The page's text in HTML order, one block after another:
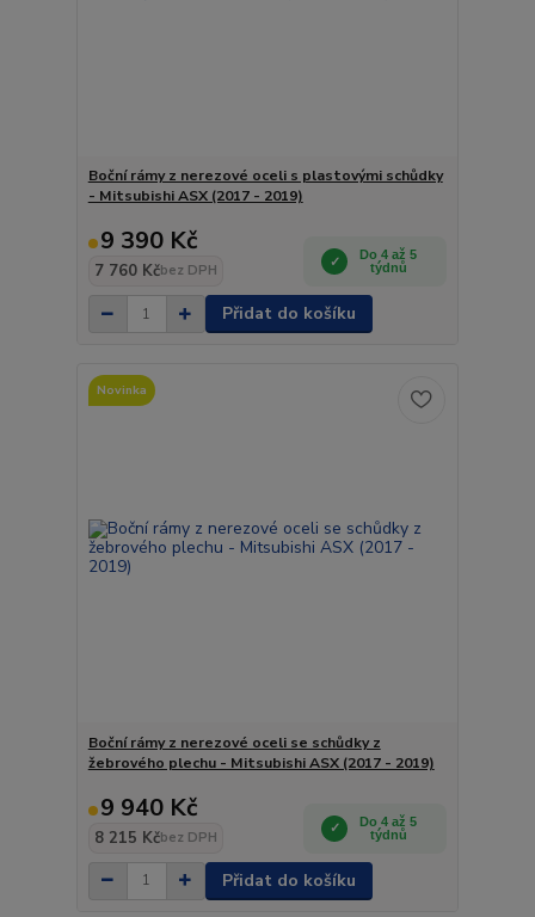
Boční rámy z nerezové oceli s plastovými schůdky
- Mitsubishi ASX (2017 - 2019)
9 390 Kč
7 760 Kčbez DPH
Do 4 až 5
týdnů
Přidat do košíku
Novinka
Boční rámy z nerezové oceli se schůdky z
žebrového plechu - Mitsubishi ASX (2017 - 2019)
9 940 Kč
8 215 Kčbez DPH
Do 4 až 5
týdnů
Přidat do košíku